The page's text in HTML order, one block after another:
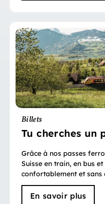
Billets
Tu cherches un
Grâce à nos passes
Suisse en train, en bus
confortablement et sans
En savoir plus